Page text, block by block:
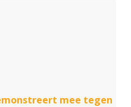
mee tegen